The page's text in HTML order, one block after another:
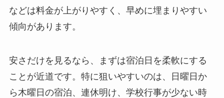
などは料金が上がりやすく、早めに埋まりやすい
傾向があります。
安さだけを見るなら、まずは宿泊日を柔軟にする
ことが近道です。特に狙いやすいのは、日曜日か
ら木曜日の宿泊、連休明け、学校行事が少ない時